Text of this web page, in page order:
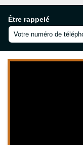
Être rappelé